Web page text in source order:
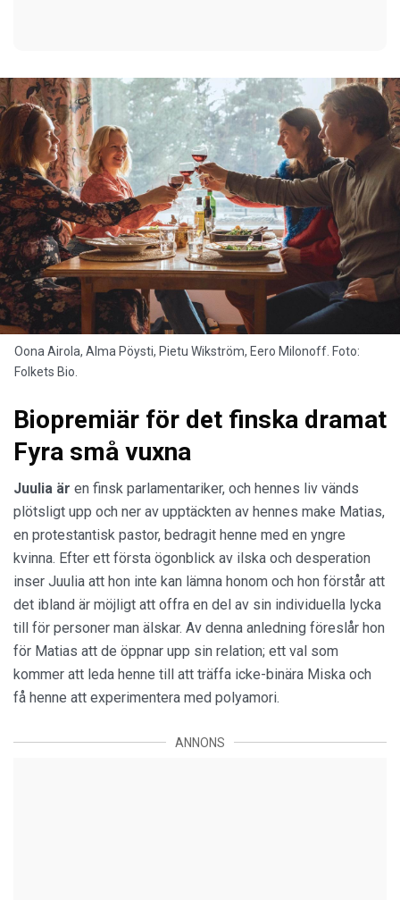
Oona Airola, Alma Pöysti, Pietu Wikström, Eero Milonoff. Foto:
Folkets Bio.
Biopremiär för det finska dramat
Fyra små vuxna
Juulia är en finsk parlamentariker, och hennes liv vänds
plötsligt upp och ner av upptäckten av hennes make Matias,
en protestantisk pastor, bedragit henne med en yngre
kvinna. Efter ett första ögonblick av ilska och desperation
inser Juulia att hon inte kan lämna honom och hon förstår att
det ibland är möjligt att offra en del av sin individuella lycka
till för personer man älskar. Av denna anledning föreslår hon
för Matias att de öppnar upp sin relation; ett val som
kommer att leda henne till att träffa icke-binära Miska och
få henne att experimentera med polyamori.
ANNONS